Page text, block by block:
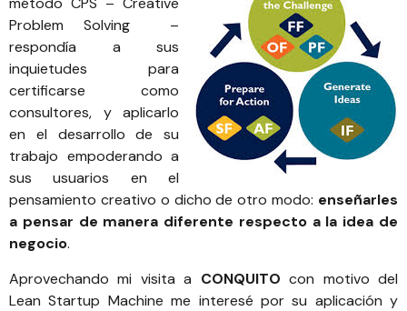
Problem Solving –
respondía a sus
inquietudes para
certificarse como
consultores, y aplicarlo
en el desarrollo de su
trabajo empoderando a
sus usuarios en el
pensamiento creativo o dicho de otro modo: enseñarles
a pensar de manera diferente respecto a la idea de
negocio.
Aprovechando mi visita a CONQUITO con motivo del
Lean Startup Machine me interesé por su aplicación y